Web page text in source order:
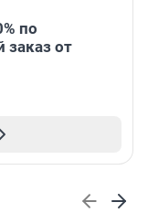
по
заказ от